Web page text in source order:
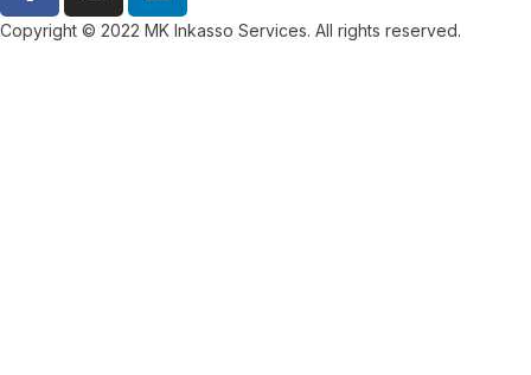
Copyright © 2022 MK Inkasso Services. All rights reserved.